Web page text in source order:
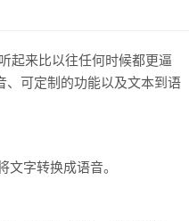
起来比以往任何时候都更逼
、可定制的功能以及文本到语
字转换成语音。